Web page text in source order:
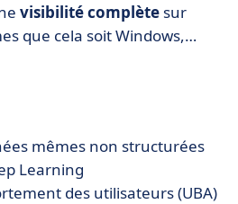
visibilité complète sur
que cela soit Windows,
mêmes non structurées
Learning
des utilisateurs (UBA)